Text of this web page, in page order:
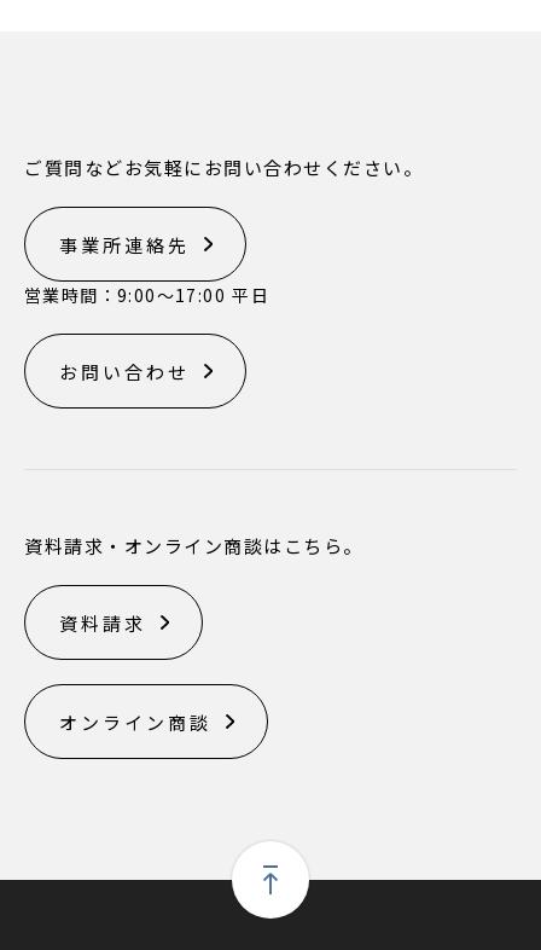
ご質問などお気軽にお問い合わせください。
事業所連絡先
営業時間：9:00〜17:00 平日
お問い合わせ
資料請求・オンライン商談はこちら。
資料請求
オンライン商談